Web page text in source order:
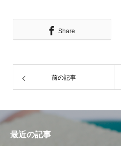
Share
前の記事
最近の記事